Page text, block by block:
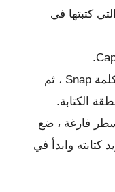
كتبتها في
انقر على أيقونة “T” لإضافة كلمة Snap ، ثم
الكتابة.
فارغة ، ضع
كتابته وابدأ في